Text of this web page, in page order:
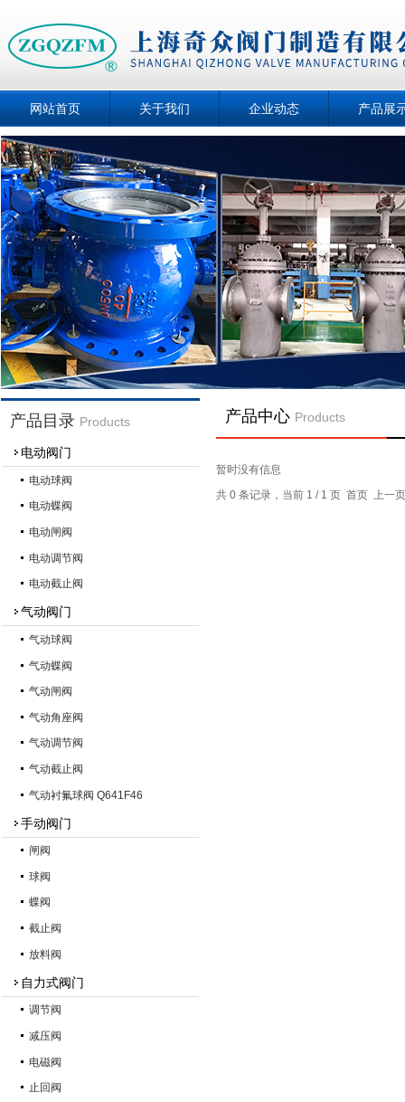
网站首页 关于我们 企业动态 产品展
产品目录 Products
电动阀门
电动球阀
电动蝶阀
电动闸阀
电动调节阀
电动截止阀
气动阀门
气动球阀
气动蝶阀
气动闸阀
气动角座阀
气动调节阀
气动截止阀
气动衬氟球阀 Q641F46
手动阀门
闸阀
球阀
蝶阀
截止阀
放料阀
自力式阀门
调节阀
减压阀
电磁阀
止回阀
产品中心 Products
暂时没有信息
共 0 条记录，当前 1 / 1 页 首页 上一